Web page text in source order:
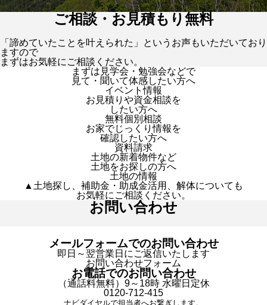
ご相談・お見積もり無料
「諦めていたことを叶えられた」というお声もいただいており
ますので
まずはお気軽にご相談ください。
まずは見学会・勉強会などで
見て・聞いて体感したい方へ
イベント情報
お見積りや資金相談を
したい方へ
無料個別相談
お家でじっくり情報を
確認したい方へ
資料請求
土地の新着物件など
土地をお探しの方へ
土地の情報
▲土地探し、補助金・助成金活用、解体についても
お気軽にご相談ください。
お問い合わせ
メールフォームでのお問い合わせ
即日～翌営業日にご返信いたします
お問い合わせフォーム
お電話でのお問い合わせ
（通話料無料）9～18時 水曜日定休
0120-712-415
ナビダイヤルで担当者へお繋ぎします。